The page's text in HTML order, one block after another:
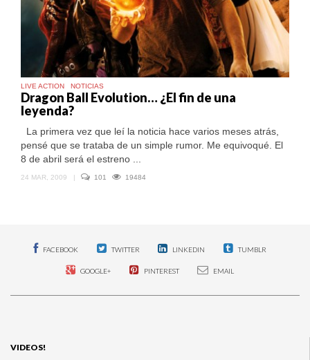
LIVE ACTION NOTICIAS
Dragon Ball Evolution… ¿El fin de una
leyenda?
La primera vez que leí la noticia hace varios meses atrás,
pensé que se trataba de un simple rumor. Me equivoqué. El
8 de abril será el estreno ...
24 MAR, 2009 | 101 19484
FACEBOOK TWITTER LINKEDIN TUMBLR
GOOGLE+ PINTEREST EMAIL
VIDEOS!